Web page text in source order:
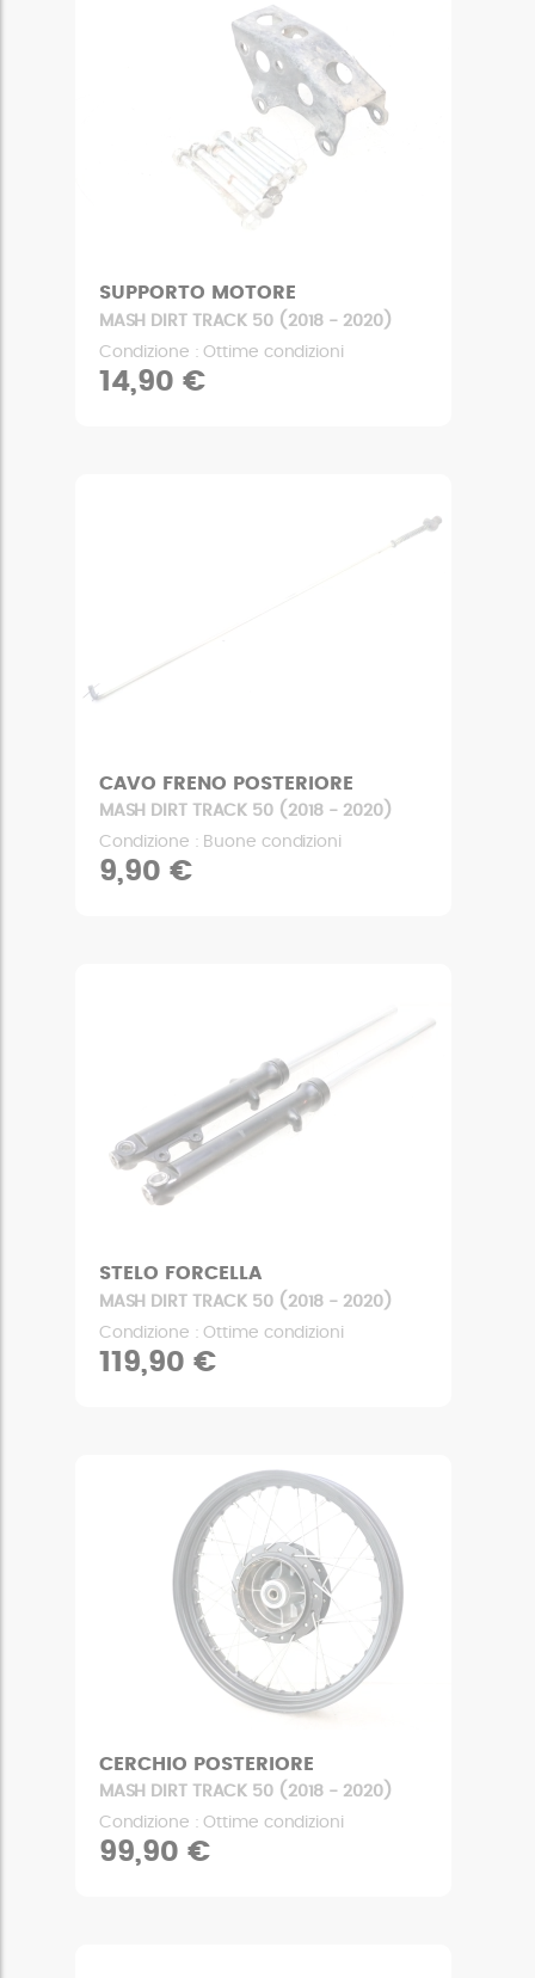
SUPPORTO MOTORE
MASH DIRT TRACK 50 (2018 - 2020)
Condizione : Ottime condizioni
14,90 €
CAVO FRENO POSTERIORE
MASH DIRT TRACK 50 (2018 - 2020)
Condizione : Buone condizioni
9,90 €
STELO FORCELLA
MASH DIRT TRACK 50 (2018 - 2020)
Condizione : Ottime condizioni
119,90 €
CERCHIO POSTERIORE
MASH DIRT TRACK 50 (2018 - 2020)
Condizione : Ottime condizioni
99,90 €